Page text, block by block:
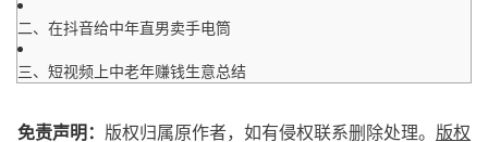
二、在抖音给中年直男卖手电筒
三、短视频上中老年赚钱生意总结
免责声明： 版权归属原作者，如有侵权联系删除处理。 版权